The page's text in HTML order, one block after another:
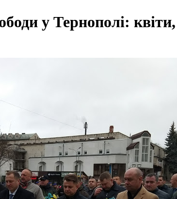
у Тернополі: